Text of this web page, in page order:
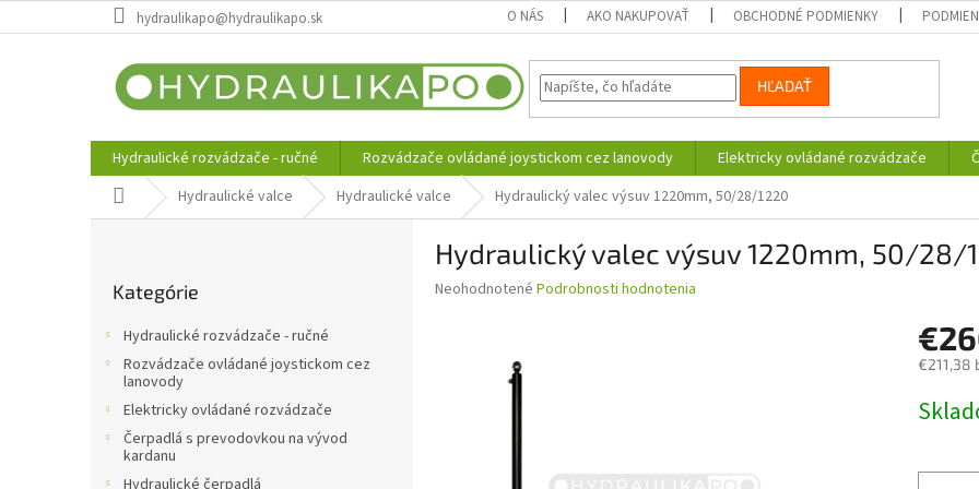
na
hydraulikapo@hydraulikapo.sk O NÁS AKO NAKUPOVAŤ OBCHODNÉ PODMIENKY
HĽADAŤ
Hydraulické rozvádzače - ručné Rozvádzače ovládané joystickom cez lanovody Elektricky ovládané rozvádzače
DomovHydraulické valce Hydraulické valce Hydraulický valec výsuv 1220mm, 50/28/1220
kategórie
Kategórie
Hydraulické rozvádzače - ručné
Rozvádzače ovládané joystickom cez
lanovody
Elektricky ovládané rozvádzače
Čerpadlá s prevodovkou na vývod
kardanu
Hydraulické čerpadlá
Hydraulický valec výsuv 1220mm, 50/28/
Priemerné
Neohodnotené Podrobnosti hodnotenia
€211,38
cena: